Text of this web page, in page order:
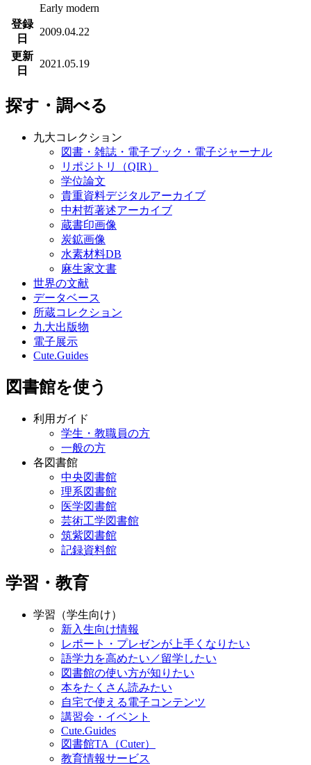
Early modern
登録
日
2009.04.22
更新
日
2021.05.19
探す・調べる
九大コレクション
図書・雑誌・電子ブック・電子ジャーナル
リポジトリ（QIR）
学位論文
貴重資料デジタルアーカイブ
中村哲著述アーカイブ
蔵書印画像
炭鉱画像
水素材料DB
麻生家文書
世界の文献
データベース
所蔵コレクション
九大出版物
電子展示
Cute.Guides
図書館を使う
利用ガイド
学生・教職員の方
一般の方
各図書館
中央図書館
理系図書館
医学図書館
芸術工学図書館
筑紫図書館
記録資料館
学習・教育
学習（学生向け）
新入生向け情報
レポート・プレゼンが上手くなりたい
語学力を高めたい／留学したい
図書館の使い方が知りたい
本をたくさん読みたい
自宅で使える電子コンテンツ
講習会・イベント
Cute.Guides
図書館TA（Cuter）
教育情報サービス